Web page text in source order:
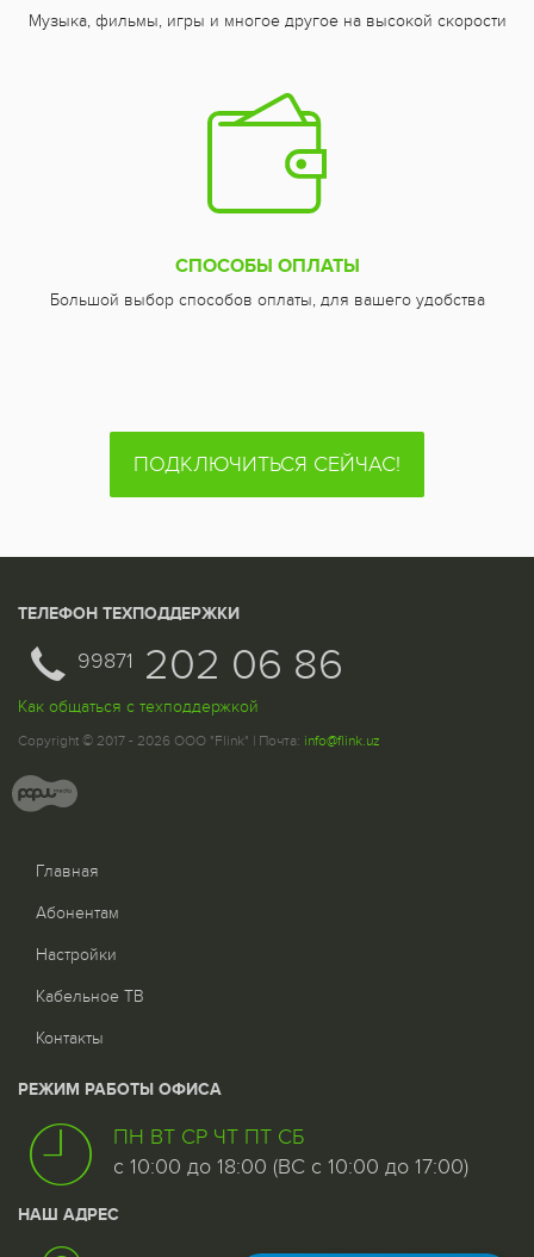
Музыка, фильмы, игры и многое другое на высокой скорости
СПОСОБЫ ОПЛАТЫ
Большой выбор способов оплаты, для вашего удобства
ПОДКЛЮЧИТЬСЯ СЕЙЧАС!
ТЕЛЕФОН ТЕХПОДДЕРЖКИ
99871 202 06 86
Как общаться с техподдержкой
Copyright © 2017 - 2026 ООО "Flink" | Почта: info@flink.uz
Главная
Абонентам
Настройки
Кабельное ТВ
Контакты
РЕЖИМ РАБОТЫ ОФИСА
ПН ВТ СР ЧТ ПТ СБ
с 10:00 до 18:00 (ВС с 10:00 до 17:00)
НАШ АДРЕС